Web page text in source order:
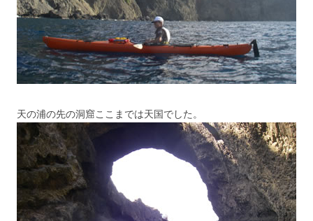
天の浦の先の洞窟ここまでは天国でした。